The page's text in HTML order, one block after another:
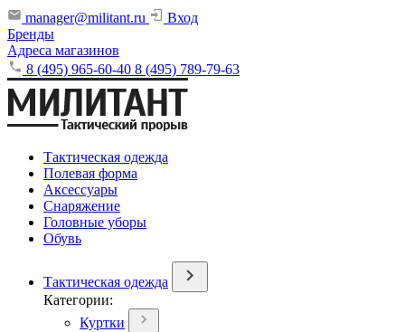
manager@militant.ru
Вход
Бренды
Адреса магазинов
8 (495) 965-60-40 8 (495) 789-79-63
Тактическая одежда
Полевая форма
Аксессуары
Снаряжение
Головные уборы
Обувь
Тактическая одежда
Категории:
Куртки